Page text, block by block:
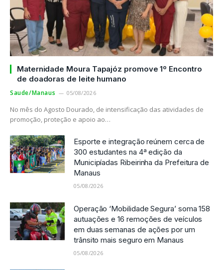
Maternidade Moura Tapajóz promove 1º Encontro
de doadoras de leite humano
Saude/Manaus 05/08/2026
No mês do Agosto Dourado, de intensificação das atividades de
promoção, proteção e apoio ao…
Esporte e integração reúnem cerca de
300 estudantes na 4ª edição da
Municipíadas Ribeirinha da Prefeitura de
Manaus
05/08/2026
Operação ‘Mobilidade Segura’ soma 158
autuações e 16 remoções de veículos
em duas semanas de ações por um
trânsito mais seguro em Manaus
05/08/2026